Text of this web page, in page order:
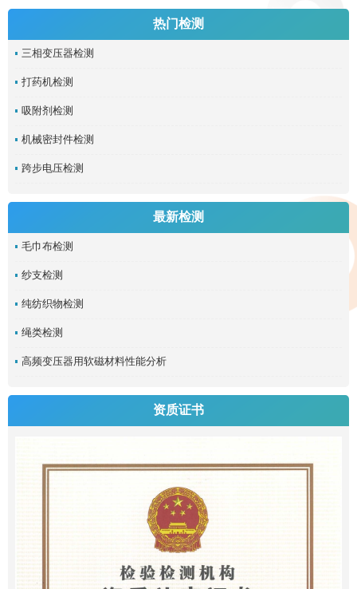
热门检测
三相变压器检测
打药机检测
吸附剂检测
机械密封件检测
跨步电压检测
最新检测
毛巾布检测
纱支检测
纯纺织物检测
绳类检测
高频变压器用软磁材料性能分析
资质证书